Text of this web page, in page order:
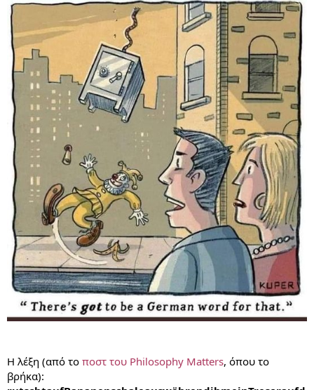
Η λέξη (από το ποστ του Philosophy Matters, όπου το
βρήκα):